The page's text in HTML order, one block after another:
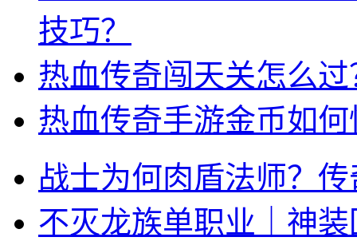
技巧？
热血传奇闯天关怎么
热血传奇手游金币如
战士为何肉盾法师？
不灭龙族单职业｜神